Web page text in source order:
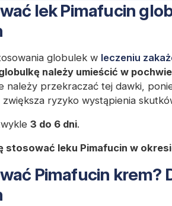
lek Pimafucin
globulek w leczeniu
należy umieścić w
należy przekraczać tej dawki,
zwiększa ryzyko wystąpienia
3 do 6 dni.
stosować leku Pimafucin w
Pimafucin krem?